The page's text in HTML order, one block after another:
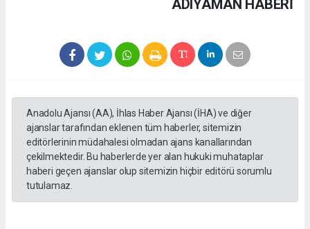
ADIYAMAN HABERİ
Anadolu Ajansı (AA), İhlas Haber Ajansı (İHA) ve diğer
ajanslar tarafından eklenen tüm haberler, sitemizin
editörlerinin müdahalesi olmadan ajans kanallarından
çekilmektedir. Bu haberlerde yer alan hukuki muhataplar
haberi geçen ajanslar olup sitemizin hiçbir editörü sorumlu
tutulamaz.